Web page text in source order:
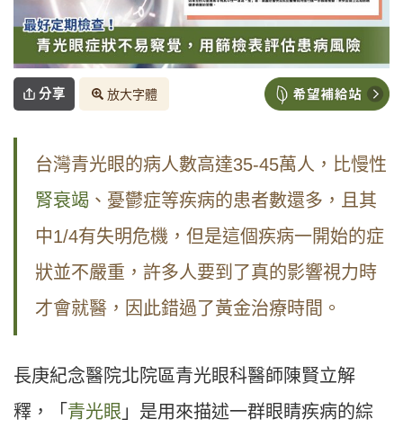
分享 放大字體
台灣青光眼的病人數高達35-45萬人，比慢性
腎衰竭 、憂鬱症等疾病的患者數還多，且其
中1/4有失明危機，但是這個疾病一開始的症
狀並不嚴重，許多人要到了真的影響視力時
才會就醫，因此錯過了黃金治療時間。
長庚紀念醫院北院區青光眼科醫師陳賢立解
釋，「 青光眼 」是用來描述一群眼睛疾病的綜